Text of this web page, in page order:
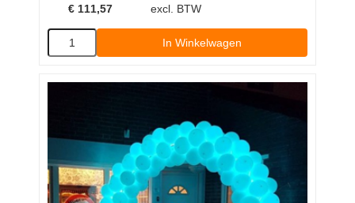
€ 111,57 excl. BTW
In Winkelwagen